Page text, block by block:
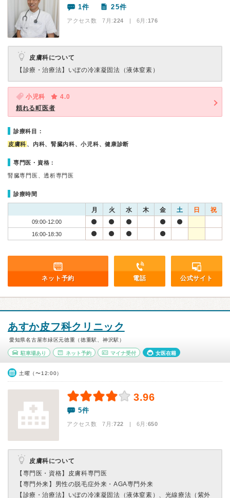
1件 25件
アクセス数 7月:224 | 6月:176
皮膚科について
【診療・治療法】 いぼの冷凍凝固法（液体窒素）
小児科
4.0
頼れる町医者
診療科目：
皮膚科 、内科、腎臓内科、小児科、健康診断
専門医・資格：
腎臓専門医、透析専門医
診療時間
月 火 水 木 金 土 日 祝
09:00-12:00
16:00-18:30
ネット予約 電話 公式サイト
あすか皮フ科クリニック
愛知県名古屋市緑区元徳重（徳重駅、神沢駅）
駐車場あり ネット予約 マイナ受付 女医在籍
土曜（〜12:00）
3.96
5件
アクセス数 7月:722 | 6月:650
皮膚科について
【専門医・資格】 皮膚科専門医
【専門外来】 男性の脱毛症外来・AGA専門外来
【診療・治療法】 いぼの冷凍凝固法（液体窒素）、光線療法（紫外